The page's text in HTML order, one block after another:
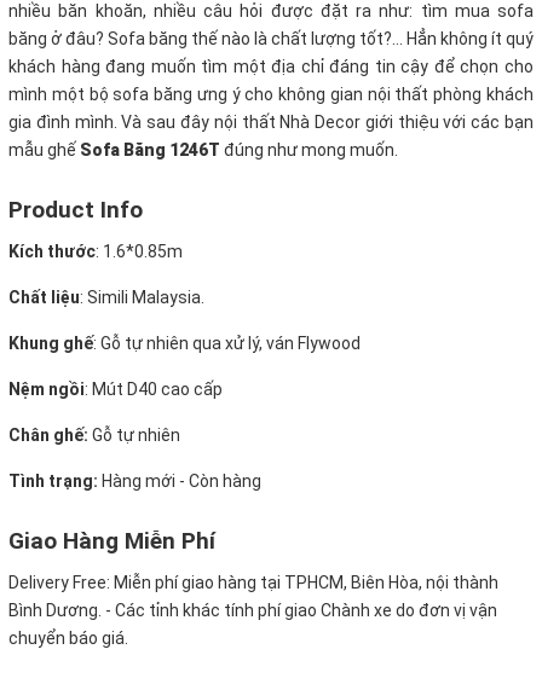
nhiều băn khoăn, nhiều câu hỏi được đặt ra như: tìm mua sofa
băng ở đâu? Sofa băng thế nào là chất lượng tốt?… Hẳn không ít quý
khách hàng đang muốn tìm một địa chỉ đáng tin cậy để chọn cho
mình một bộ sofa băng ưng ý cho không gian nội thất phòng khách
gia đình mình. Và sau đây nội thất Nhà Decor giới thiệu với các bạn
mẫu ghế Sofa Băng 1246T đúng như mong muốn.
Product Info
Kích thước: 1.6*0.85m
Chất liệu: Simili Malaysia.
Khung ghế: Gỗ tự nhiên qua xử lý, ván Flywood
Nệm ngồi: Mút D40 cao cấp
Chân ghế: Gỗ tự nhiên
Tình trạng: Hàng mới - Còn hàng
Giao Hàng Miễn Phí
Delivery Free: Miễn phí giao hàng tại TPHCM, Biên Hòa, nội thành
Bình Dương. - Các tỉnh khác tính phí giao Chành xe do đơn vị vận
chuyển báo giá.